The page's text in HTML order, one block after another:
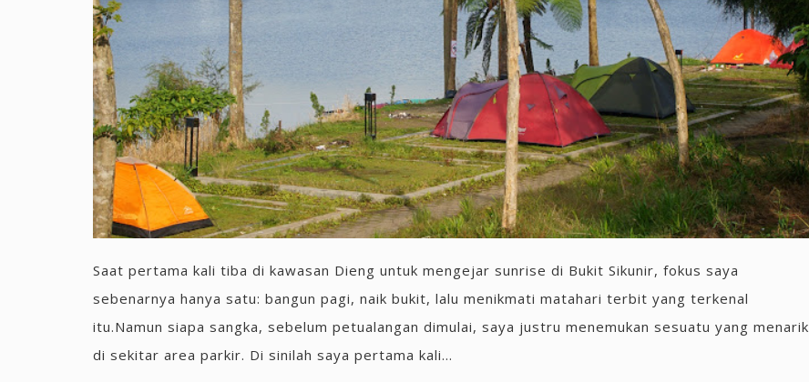
Saat pertama kali tiba di kawasan Dieng untuk mengejar sunrise di Bukit Sikunir, fokus saya
sebenarnya hanya satu: bangun pagi, naik bukit, lalu menikmati matahari terbit yang terkenal
itu.Namun siapa sangka, sebelum petualangan dimulai, saya justru menemukan sesuatu yang menarik
di sekitar area parkir. Di sinilah saya pertama kali...